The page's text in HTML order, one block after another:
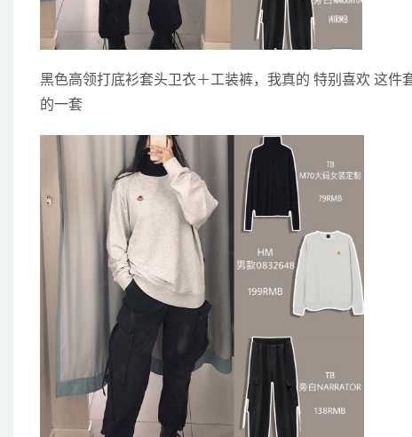
黑色高领打底衫套头卫衣＋工装裤，我真的 特别喜欢 这
的一套